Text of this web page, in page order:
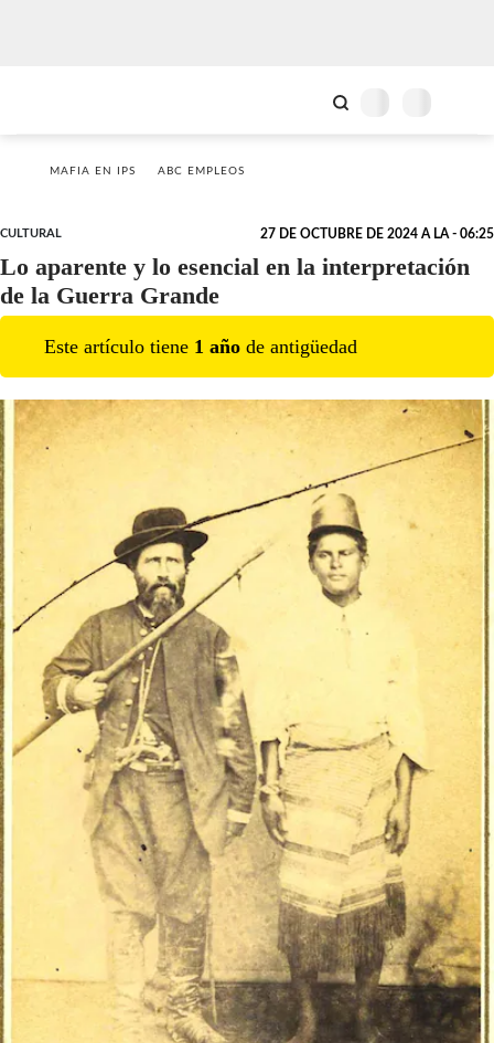
MAFIA EN IPS ABC EMPLEOS
CULTURAL 27 DE OCTUBRE DE 2024 A LA - 06:25
Lo aparente y lo esencial en la interpretación
de la Guerra Grande
Este artículo tiene 1 año de antigüedad